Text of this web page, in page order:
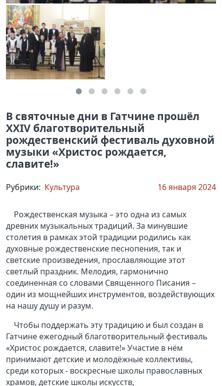
В святочные дни в Гатчине прошёл
ХХIV благотворительный
рождественский фестиваль духовной
музыки «Христос рождается,
славите!»
Рубрики: Культура 16 января 2024
Рождественская музыка – это одна из самых
древних музыкальных традиций. За минувшие
столетия в рамках этой традиции родились как
духовные рождественские песнопения, так и
светские произведения, прославляющие этот
светлый праздник. Мелодия, гармонично
соединенная со словами Священного Писания –
один из мощнейших инструментов, воздействующих
на нашу душу и разум.
Чтобы поддержать эту традицию и был создан в
Гатчине ежегодный благотворительный фестиваль
«Христос рождается, славите!» Участие в нём
принимают детские и молодёжные коллективы,
среди которых - воскресные школы православных
храмов, детские школы искусств,